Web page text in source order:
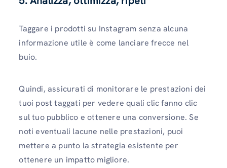
Taggare i prodotti su Instagram senza alcuna
informazione utile è come lanciare frecce nel
buio.
Quindi, assicurati di monitorare le prestazioni dei
tuoi post taggati per vedere quali clic fanno clic
sul tuo pubblico e ottenere una conversione. Se
noti eventuali lacune nelle prestazioni, puoi
mettere a punto la strategia esistente per
ottenere un impatto migliore.